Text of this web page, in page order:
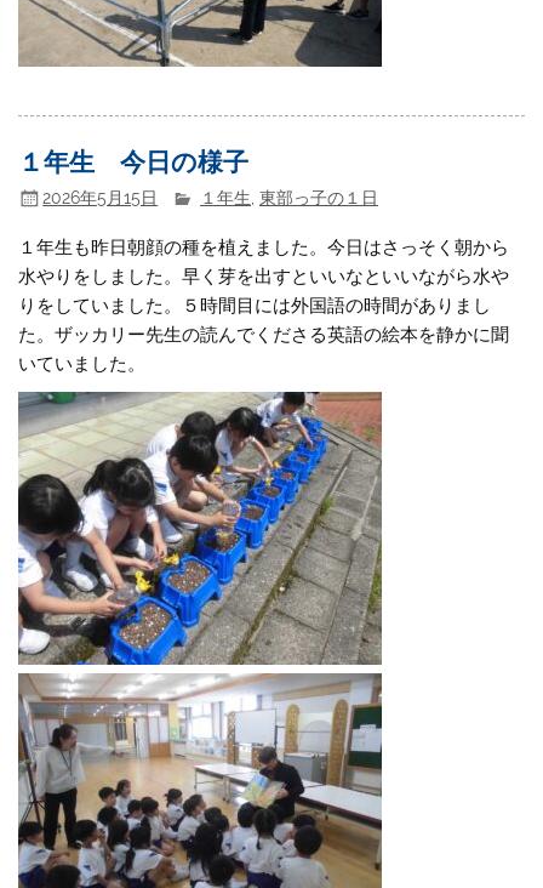
１年生 今日の様子
2026年5月15日 １年生 ,東部っ子の１日
１年生も昨日朝顔の種を植えました。今日はさっそく朝から
水やりをしました。早く芽を出すといいなといいながら水や
りをしていました。５時間目には外国語の時間がありまし
た。ザッカリー先生の読んでくださる英語の絵本を静かに聞
いていました。